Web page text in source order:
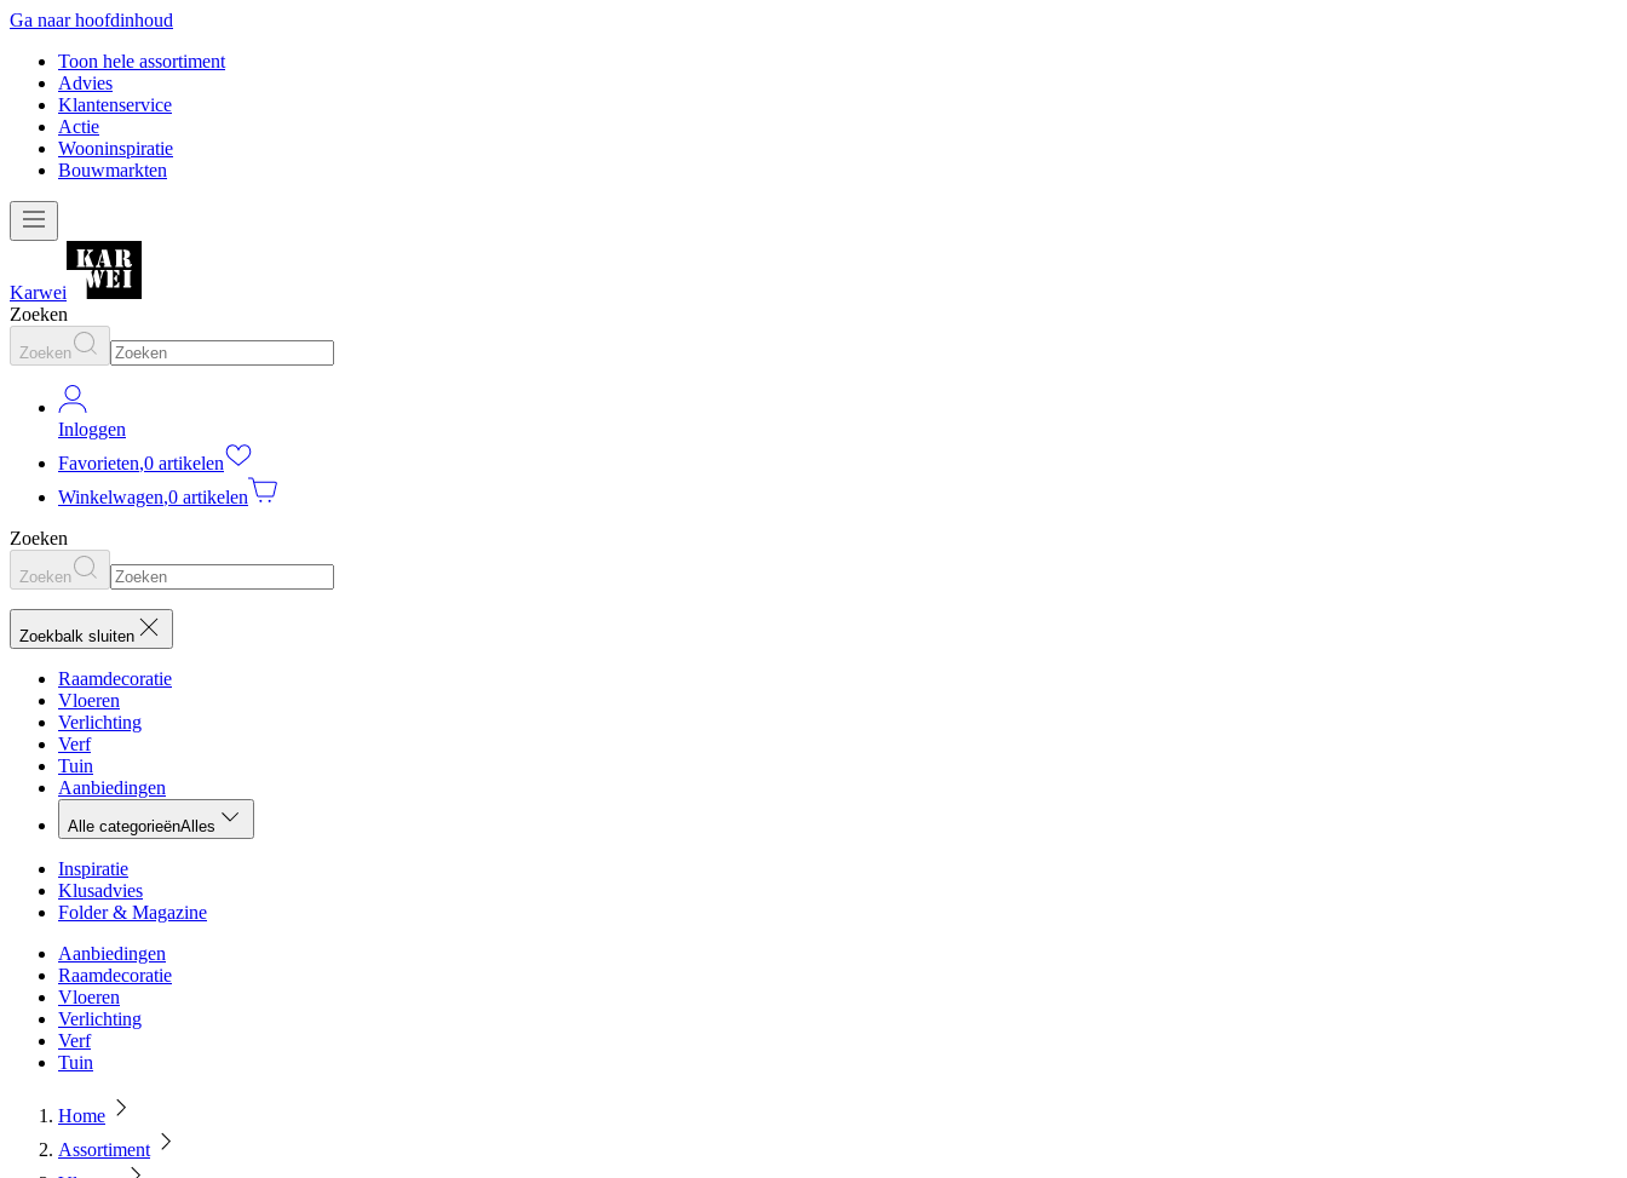
Ga naar hoofdinhoud
Toon hele assortiment
Advies
Klantenservice
Actie
Wooninspiratie
Bouwmarkten
Karwei
Zoeken
Zoeken
Inloggen
Favorieten,0 artikelen
Winkelwagen,0 artikelen
Zoeken
Zoeken
Zoekbalk sluiten
Raamdecoratie
Vloeren
Verlichting
Verf
Tuin
Aanbiedingen
Alle categorieënAlles
Inspiratie
Klusadvies
Folder & Magazine
Aanbiedingen
Raamdecoratie
Vloeren
Verlichting
Verf
Tuin
Home
Assortiment